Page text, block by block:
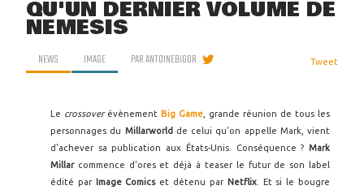
QU'UN DERNIER VOLUME DE
NEMESIS
NEWS IMAGE PARANTOINEBIGOR Tweet
Le crossoverévènement Big Game , grande réunion de tous les
personnages du Millarworld de celui qu'on appelle Mark, vient
d'achever sa publication aux États-Unis. Conséquence ? Mark
Millarcommence d'ores et déjà à teaser le futur de son label
édité par Image Comicset détenu par Netflix. Et si le bougre